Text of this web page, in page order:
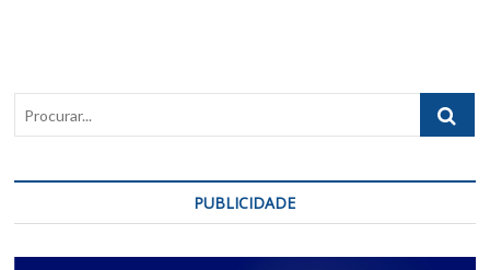
PUBLICIDADE